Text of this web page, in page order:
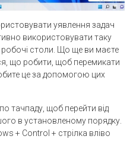
уявлення задач
використовувати таку
робочі столи. Що ще ви маєте
що робити, щоб перемикати
це за допомогою цих
тачпаду, щоб перейти від
в установленому порядку.
+ Control + стрілка вліво